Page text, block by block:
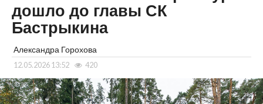
дошло до главы СК
Бастрыкина
Александра Горохова
12.05.2026 13:52 420